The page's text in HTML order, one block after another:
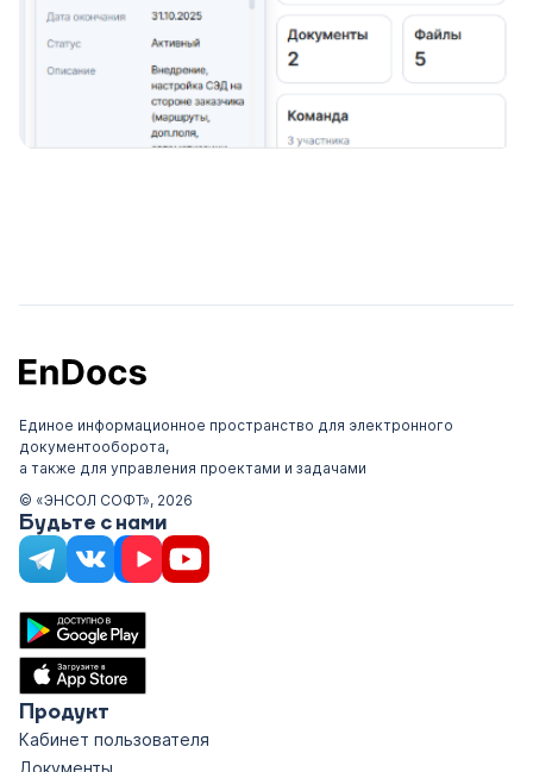
Единое информационное пространство для электронного
документооборота,
а также для управления проектами и задачами
© «ЭНСОЛ СОФТ», 2026
Будьте с нами
Продукт
Кабинет пользователя
Документы